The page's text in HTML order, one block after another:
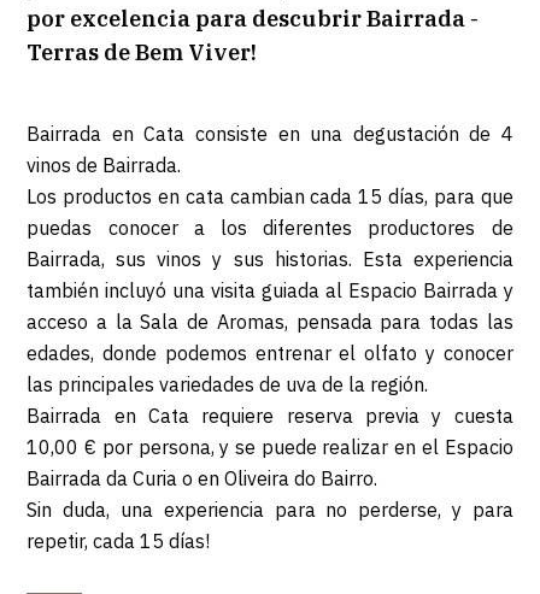
por excelencia para descubrir Bairrada -
Terras de Bem Viver!
Bairrada en Cata consiste en una degustación de 4
vinos de Bairrada.
Los productos en cata cambian cada 15 días, para que
puedas conocer a los diferentes productores de
Bairrada, sus vinos y sus historias. Esta experiencia
también incluyó una visita guiada al Espacio Bairrada y
acceso a la Sala de Aromas, pensada para todas las
edades, donde podemos entrenar el olfato y conocer
las principales variedades de uva de la región.
Bairrada en Cata requiere reserva previa y cuesta
10,00 € por persona, y se puede realizar en el Espacio
Bairrada da Curia o en Oliveira do Bairro.
Sin duda, una experiencia para no perderse, y para
repetir, cada 15 días!